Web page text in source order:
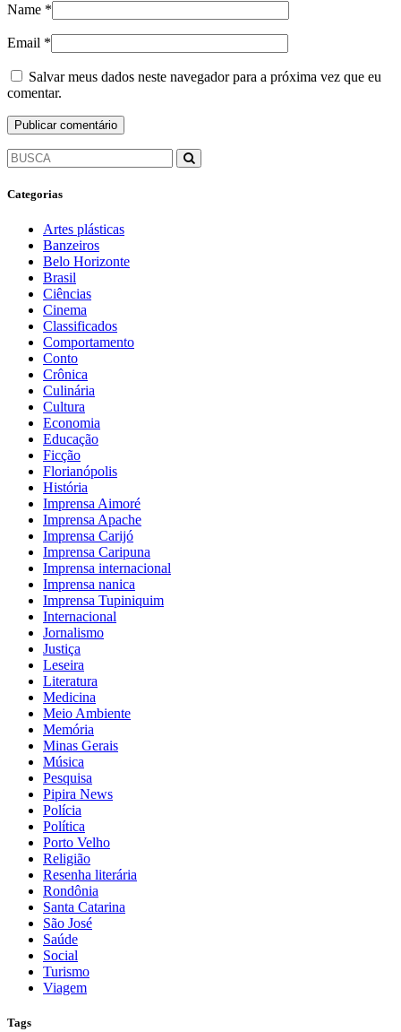
Name *
Email *
Salvar meus dados neste navegador para a próxima vez que eu
comentar.
Categorias
Artes plásticas
Banzeiros
Belo Horizonte
Brasil
Ciências
Cinema
Classificados
Comportamento
Conto
Crônica
Culinária
Cultura
Economia
Educação
Ficção
Florianópolis
História
Imprensa Aimoré
Imprensa Apache
Imprensa Carijó
Imprensa Caripuna
Imprensa internacional
Imprensa nanica
Imprensa Tupiniquim
Internacional
Jornalismo
Justiça
Leseira
Literatura
Medicina
Meio Ambiente
Memória
Minas Gerais
Música
Pesquisa
Pipira News
Polícia
Política
Porto Velho
Religião
Resenha literária
Rondônia
Santa Catarina
São José
Saúde
Social
Turismo
Viagem
Tags